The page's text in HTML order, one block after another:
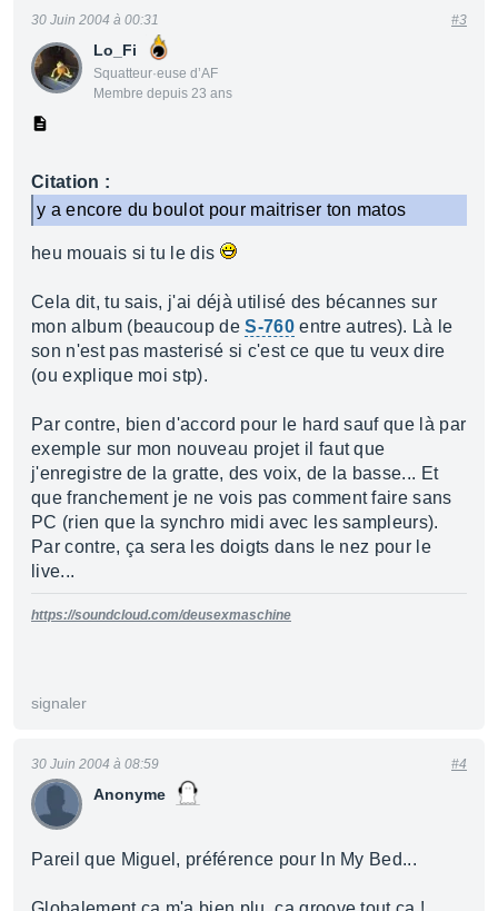
Lo_Fi
Squatteur·euse d’AF
Membre depuis 23 ans
30 Juin 2004 à 00:31 #3
Citation :
y a encore du boulot pour maitriser ton matos
heu mouais si tu le dis
Cela dit, tu sais, j'ai déjà utilisé des bécannes sur
mon album (beaucoup deS-760entre autres). Là le
son n'est pas masterisé si c'est ce que tu veux dire
(ou explique moi stp).
Par contre, bien d'accord pour le hard sauf que là par
exemple sur mon nouveau projet il faut que
j'enregistre de la gratte, des voix, de la basse... Et
que franchement je ne vois pas comment faire sans
PC (rien que la synchro midi avec les sampleurs).
Par contre, ça sera les doigts dans le nez pour le
live...
https://soundcloud.com/deusexmaschine
signaler
Anonyme
30 Juin 2004 à 08:59 #4
Pareil que Miguel, préférence pour In My Bed...